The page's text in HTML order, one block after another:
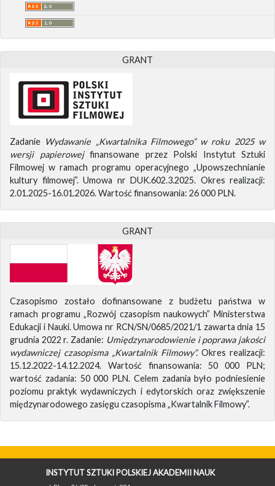
GRANT
Zadanie Wydawanie „Kwartalnika Filmowego” w roku 2025 w
wersji papierowejfinansowane przez Polski Instytut Sztuki
Filmowej w ramach programu operacyjnego „Upowszechnianie
kultury filmowej”. Umowa nr DUK.602.3.2025. Okres realizacji:
2.01.2025-16.01.2026. Wartość finansowania: 26 000 PLN.
GRANT
Czasopismo zostało dofinansowane z budżetu państwa w
ramach programu „Rozwój czasopism naukowych” Ministerstwa
Edukacji i Nauki. Umowa nr RCN/SN/0685/2021/1 zawarta dnia 15
grudnia 2022 r. Zadanie: Umiędzynarodowienie i poprawa jakości
wydawniczej czasopisma „Kwartalnik Filmowy”.Okres realizacji:
15.12.2022-14.12.2024. Wartość finansowania: 50 000 PLN;
wartość zadania: 50 000 PLN. Celem zadania było podniesienie
poziomu praktyk wydawniczych i edytorskich oraz zwiększenie
międzynarodowego zasięgu czasopisma „Kwartalnik Filmowy”.
INSTYTUT SZTUKI POLSKIEJ AKADEMII NAUK